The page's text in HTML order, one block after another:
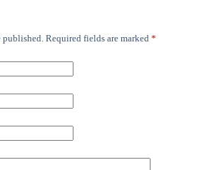
published. Required fields are marked *